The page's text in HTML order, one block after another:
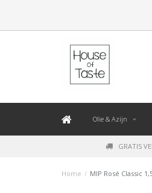
Olie & Azijn
GRATIS
Home / MIP Rosé Classic